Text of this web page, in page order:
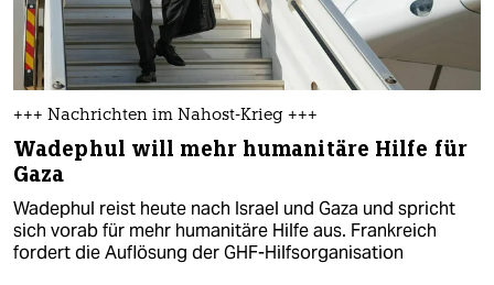
+++ Nachrichten im Nahost-Krieg +++
Wadephul will mehr humanitäre Hilfe für
Gaza
Wadephul reist heute nach Israel und Gaza und spricht
sich vorab für mehr humanitäre Hilfe aus. Frankreich
fordert die Auflösung der GHF-Hilfsorganisation